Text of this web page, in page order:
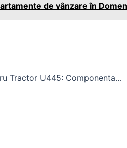
de vânzare în
Cupla Fata pentru Tractor U445: Componenta Esentiala pentru Tractoare